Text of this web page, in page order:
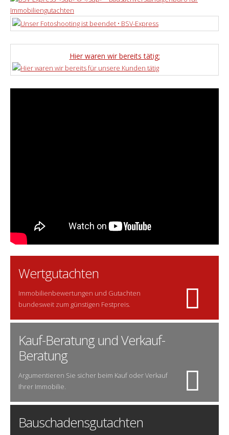
Hier waren wir bereits tätig:
Wertgutachten
Immobilienbewertungen und Gutachten
bundesweit zum günstigen Festpreis.
Kauf-Beratung und Verkauf-
Beratung
Argumentieren Sie sicher beim Kauf oder Verkauf
Ihrer Immobilie.
Bauschadensgutachten